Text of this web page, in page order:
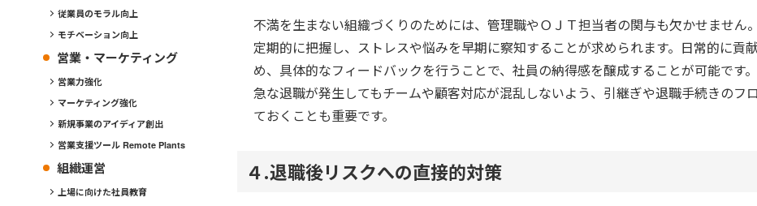
不満を生まない組織づくりのためには、管理職やＯＪＴ担当者の関与も欠かせません
定期的に把握し、ストレスや悩みを早期に察知することが求められます。日常的に貢
め、具体的なフィードバックを行うことで、社員の納得感を醸成することが可能です
急な退職が発生してもチームや顧客対応が混乱しないよう、引継ぎや退職手続きのフ
ておくことも重要です。
４.退職後リスクへの直接的対策
従業員のモラル向上
モチベーション向上
営業・マーケティング
営業力強化
マーケティング強化
新規事業のアイディア創出
営業支援ツール Remote Plants
組織運営
上場に向けた社員教育